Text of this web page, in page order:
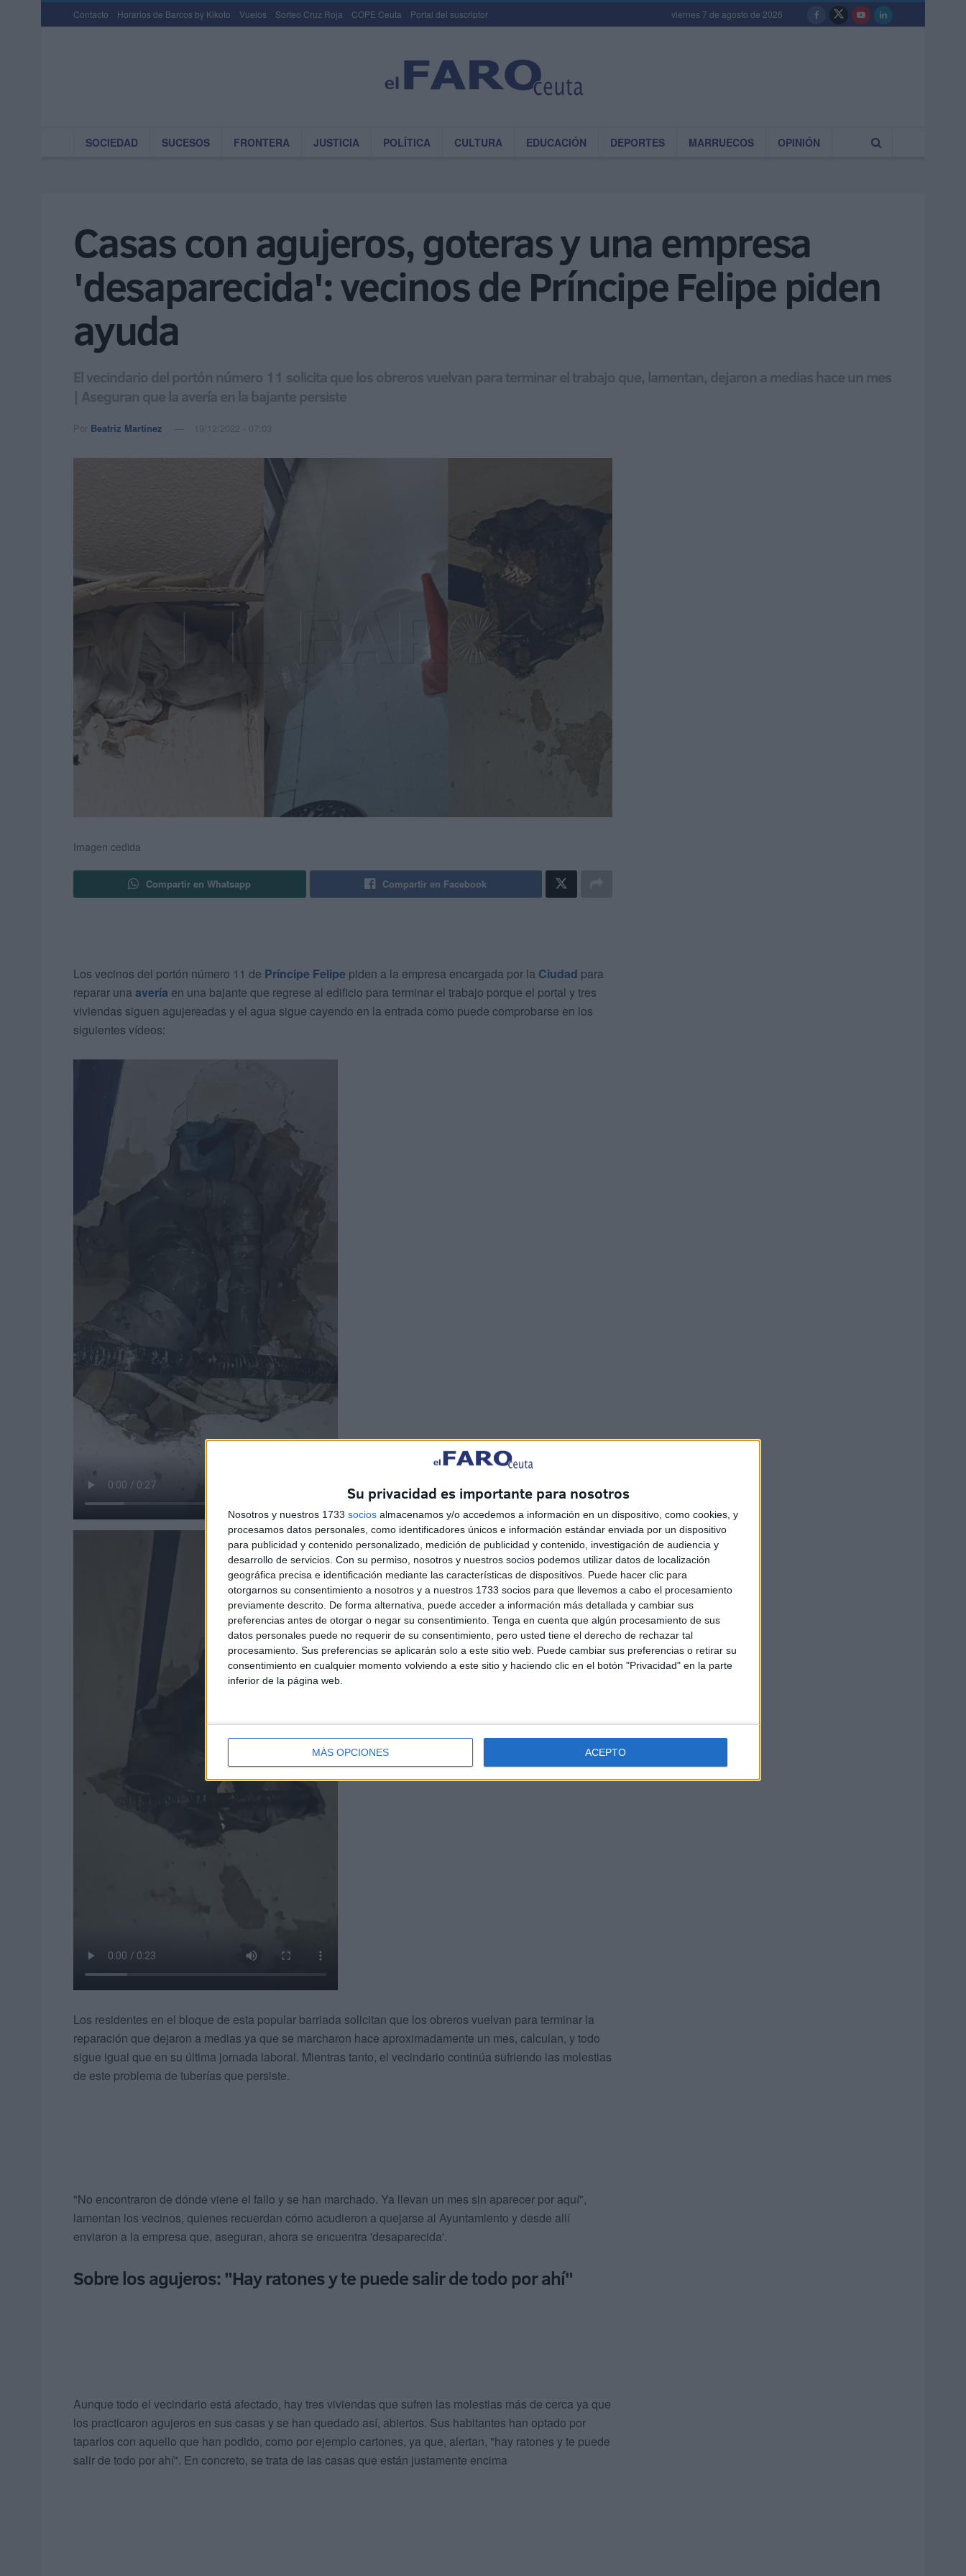
Su privacidad es importante para nosotros
Nosotros y nuestros 1733 socios almacenamos y/o accedemos a información en un dispositivo, como cookies, y
procesamos datos personales, como identificadores únicos e información estándar enviada por un dispositivo
para publicidad y contenido personalizado, medición de publicidad y contenido, investigación de audiencia y
desarrollo de servicios. Con su permiso, nosotros y nuestros socios podemos utilizar datos de localización
geográfica precisa e identificación mediante las características de dispositivos. Puede hacer clic para
otorgarnos su consentimiento a nosotros y a nuestros 1733 socios para que llevemos a cabo el procesamiento
previamente descrito. De forma alternativa, puede acceder a información más detallada y cambiar sus
preferencias antes de otorgar o negar su consentimiento. Tenga en cuenta que algún procesamiento de sus
datos personales puede no requerir de su consentimiento, pero usted tiene el derecho de rechazar tal
procesamiento. Sus preferencias se aplicarán solo a este sitio web. Puede cambiar sus preferencias o retirar su
consentimiento en cualquier momento volviendo a este sitio y haciendo clic en el botón "Privacidad" en la parte
inferior de la página web.
MÁS OPCIONES ACEPTO
Contacto Horarios de Barcos by Kikoto Vuelos Sorteo Cruz Roja COPE Ceuta Portal del suscriptor viernes 7 de agosto de 2026
SOCIEDAD SUCESOS FRONTERA JUSTICIA POLÍTICA CULTURA EDUCACIÓN DEPORTES MARRUECOS OPINIÓN
Casas con agujeros, goteras y una empresa
'desaparecida': vecinos de Príncipe Felipe piden
ayuda
El vecindario del portón número 11 solicita que los obreros vuelvan para terminar el trabajo que, lamentan, dejaron a medias hace un mes
| Aseguran que la avería en la bajante persiste
Por Beatriz Martínez 19/12/2022 - 07:03
Imagen cedida
Compartir en Whatsapp Compartir en Facebook
Los vecinos del portón número 11 de Príncipe Felipe piden a la empresa encargada por la Ciudad para
reparar una avería en una bajante que regrese al edificio para terminar el trabajo porque el portal y tres
viviendas siguen agujereadas y el agua sigue cayendo en la entrada como puede comprobarse en los
siguientes vídeos:
Los residentes en el bloque de esta popular barriada solicitan que los obreros vuelvan para terminar la
reparación que dejaron a medias ya que se marcharon hace aproximadamente un mes, calculan, y todo
sigue igual que en su última jornada laboral. Mientras tanto, el vecindario continúa sufriendo las molestias
de este problema de tuberías que persiste.
"No encontraron de dónde viene el fallo y se han marchado. Ya llevan un mes sin aparecer por aquí",
lamentan los vecinos, quienes recuerdan cómo acudieron a quejarse al Ayuntamiento y desde allí
enviaron a la empresa que, aseguran, ahora se encuentra 'desaparecida'.
Sobre los agujeros: "Hay ratones y te puede salir de todo por ahí"
Aunque todo el vecindario está afectado, hay tres viviendas que sufren las molestias más de cerca ya que
los practicaron agujeros en sus casas y se han quedado así, abiertos. Sus habitantes han optado por
taparlos con aquello que han podido, como por ejemplo cartones, ya que, alertan, "hay ratones y te puede
salir de todo por ahí". En concreto, se trata de las casas que están justamente encima